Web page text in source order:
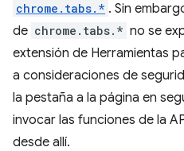
chrome.tabs.* . Sin
de chrome.tabs.* no se
extensión de Herramientas
a consideraciones de
la pestaña a la página en
invocar las funciones de la
desde allí.